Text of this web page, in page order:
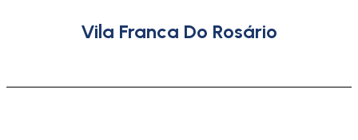
Vila Franca Do Rosário